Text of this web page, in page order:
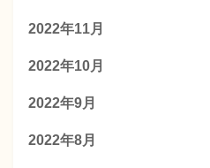
2022年11月
2022年10月
2022年9月
2022年8月